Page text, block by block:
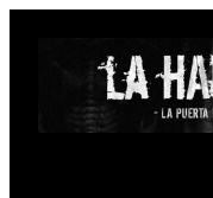
Saltar
Psychedelic,